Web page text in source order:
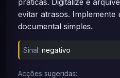
práticas. Digitalize e
evitar atrasos. Implemente
documental simples.
Sinal: negativo
Acções sugeridas: